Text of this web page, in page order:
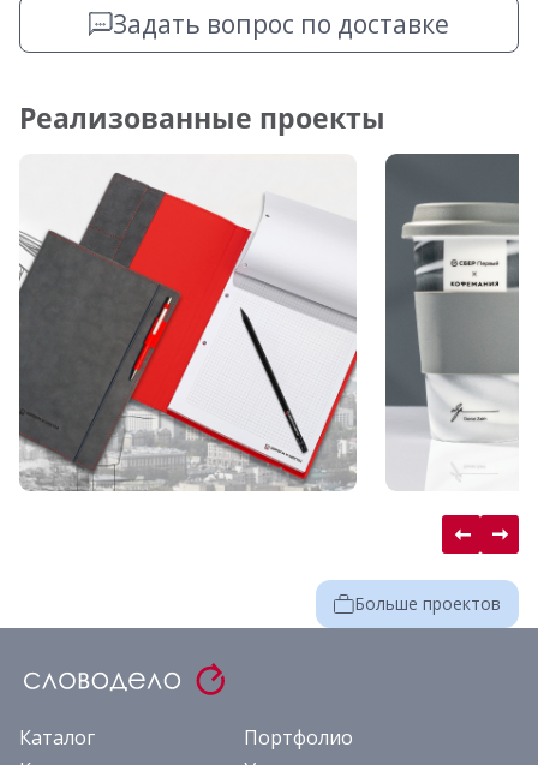
Задать вопрос по доставке
Реализованные проекты
Больше проектов
Каталог
Портфолио